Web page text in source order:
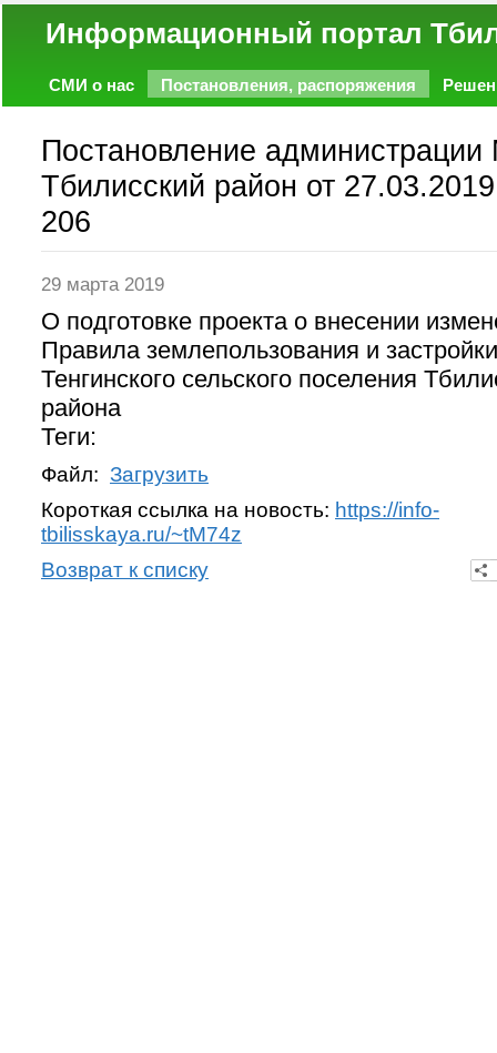
Информационный
СМИ о нас Постановления, распоряжения
Постановление
Тбилисский район от
206
29 марта 2019
О подготовке проекта о внесении
Правила землепользования и
Тенгинского сельского поселения
района
Теги:
Файл: Загрузить
Короткая ссылка на новость: https://info-
tbilisskaya.ru/~tM74z
Возврат к списку